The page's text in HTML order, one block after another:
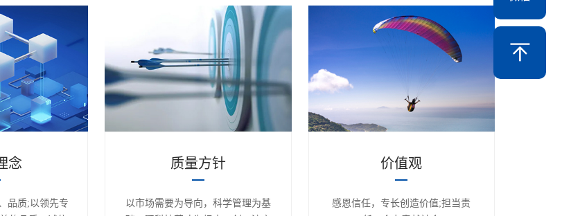
念
品质;以领先专
质量方针
以市场需要为导向，科学管理为基
价值观
感恩信任，专长创造价值;担当责